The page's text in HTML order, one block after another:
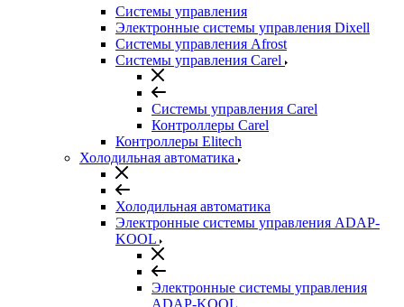
Системы управления
Электронные системы управления Dixell
Системы управления Afrost
Системы управления Carel
Системы управления Carel
Контроллеры Carel
Контроллеры Elitech
Холодильная автоматика
Холодильная автоматика
Электронные системы управления ADAP-
KOOL
Электронные системы управления
ADAP-KOOL